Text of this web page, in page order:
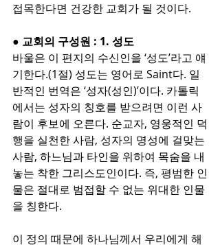
접목한다면 건강한 교회가 될 것이다.
● 교회의 구성원 : 1. 성도
바울은 이 편지의 수신인을 ‘성도’라고 얘
기한다.(1절) 성도는 영어로 Saint다. 일
반적인 번역은 ‘성자(성인)’이다. 카톨릭
에서는 성자의 칭호를 받으려면 이런 사
람이 후보에 오른다. 순교자, 영웅적인 덕
행을 실천한 사람, 성자의 명성에 걸맞는
사람, 하느님과 타인을 위하여 목숨을 내
놓는 착한 그리스도인이다. 즉, 평범한 인
물은 절대로 범접할 수 없는 위대한 인물
을 칭한다.
이 정의 때문에 하나님께서 우리에게 해